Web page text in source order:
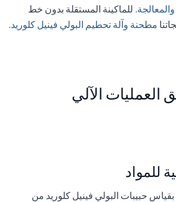
. للماكينة المستقلة بدون خط
مطحنة وآلة تحطيم البولي فينيل كلوريد.
العمليات الآلي
للمواد
حبيبات البولي فينيل كلوريد من